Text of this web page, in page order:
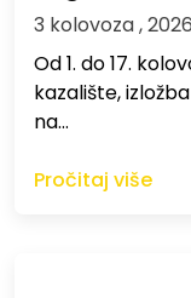
3 kolovoza ,
Od 1. do 17.
kazalište,
na…
Pročitaj više